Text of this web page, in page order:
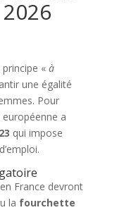
« à
une égalité
Pour
a
qui impose
France devront
la fourchette